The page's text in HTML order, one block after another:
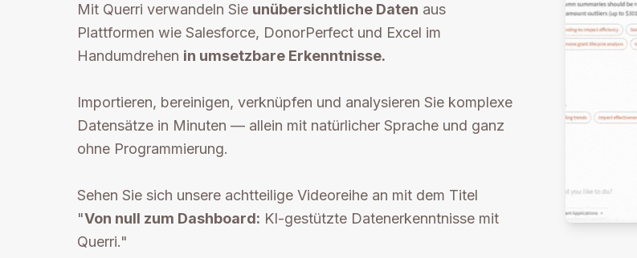
Mit Querri verwandeln Sie unübersichtliche Daten aus
Plattformen wie Salesforce, DonorPerfect und Excel im
Handumdrehen in umsetzbare Erkenntnisse.
Importieren, bereinigen, verknüpfen und analysieren Sie komplexe
Datensätze in Minuten — allein mit natürlicher Sprache und ganz
ohne Programmierung.
Sehen Sie sich unsere achtteilige Videoreihe an mit dem Titel
"Von null zum Dashboard: KI-gestützte Datenerkenntnisse mit
Querri."